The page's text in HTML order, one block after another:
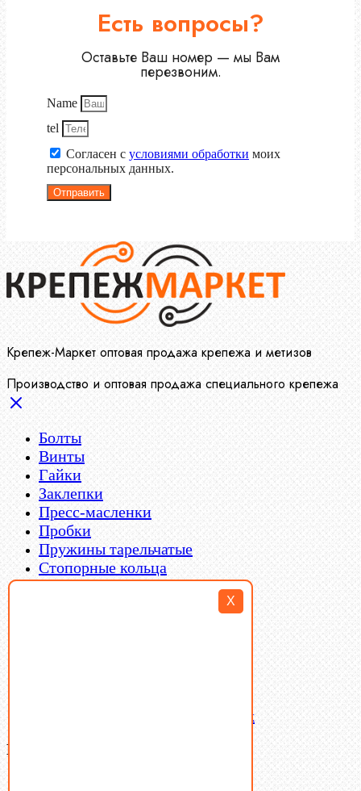
X
Есть вопросы?
Оставьте Ваш номер — мы Вам
перезвоним.
Name
tel
Согласен с условиями обработки моих
персональных данных.
Отправить
Крепеж-Маркет оптовая продажа крепежа и метизов
Производство и оптовая продажа специального крепежа
Болты
Винты
Гайки
Заклепки
Пресс-масленки
Пробки
Пружины тарельчатые
Стопорные кольца
Такелаж
Латунный и бронзовый крепеж
Ваша корзина